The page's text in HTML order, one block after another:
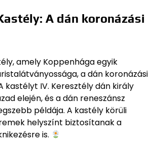
A dán koronázási
amely Koppenhága egyik
a dán koronázási
kastélyt IV. Keresztély dán király
elején, és a dán reneszánsz
példája. A kastély körüli
helyszínt biztosítanak a
is.